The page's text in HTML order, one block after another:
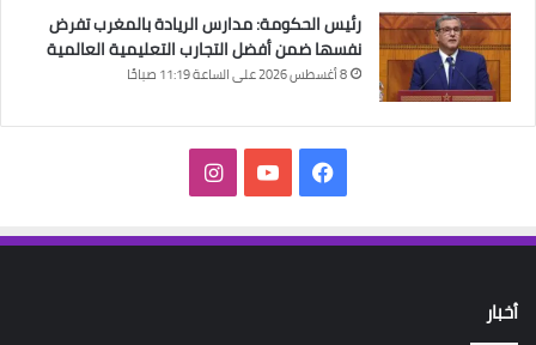
رئيس الحكومة: مدارس الريادة بالمغرب تفرض
نفسها ضمن أفضل التجارب التعليمية العالمية
8 أغسطس 2026 على الساعة 11:19 صباحًا
فيسبوك‫YouTubeانستقرام
أخبار